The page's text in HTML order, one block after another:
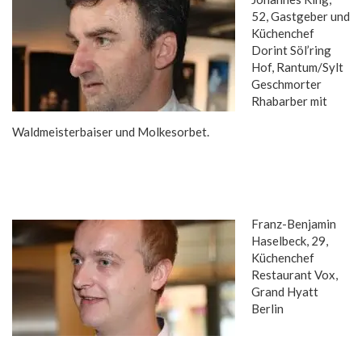
52, Gastgeber und
Küchenchef
Dorint Söl’ring
Hof, Rantum/Sylt
Geschmorter
Rhabarber mit
Waldmeisterbaiser und Molkesorbet.
Franz-Benjamin
Haselbeck, 29,
Küchenchef
Restaurant Vox,
Grand Hyatt
Berlin